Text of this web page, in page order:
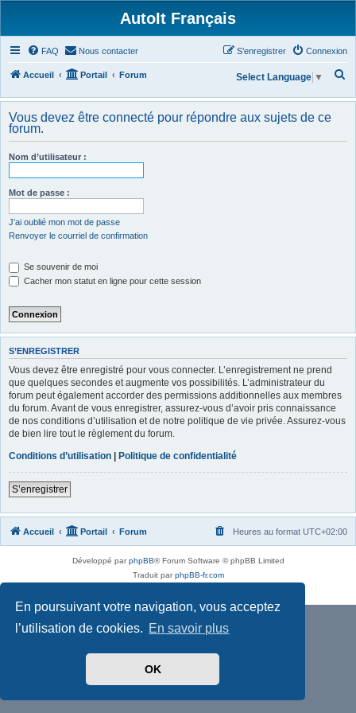
En poursuivant votre navigation, vous acceptez
l’utilisation de cookies. En savoir plus
OK
AutoIt Français
FAQ Nous contacter Connexion
S’enregistrer
Accueil Portail Forum Select Language ▼
Vous devez être connecté pour répondre aux sujets de ce
forum.
Nom d’utilisateur :
Mot de passe :
J’ai oublié mon mot de passe
Renvoyer le courriel de confirmation
Se souvenir de moi
Cacher mon statut en ligne pour cette session
S’ENREGISTRER
Vous devez être enregistré pour vous connecter. L’enregistrement ne prend
que quelques secondes et augmente vos possibilités. L’administrateur du
forum peut également accorder des permissions additionnelles aux membres
du forum. Avant de vous enregistrer, assurez-vous d’avoir pris connaissance
de nos conditions d’utilisation et de notre politique de vie privée. Assurez-vous
de bien lire tout le règlement du forum.
Conditions d’utilisation | Politique de confidentialité
S’enregistrer
Accueil Portail Forum Heures au format UTC+02:00
Développé parphpBB® Forum Software © phpBB Limited
Traduit parphpBB-fr.com